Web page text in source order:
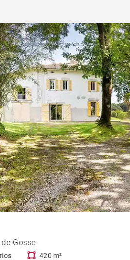
la ciudad Casa con
Parking /
Casa con
Piso con
la montaña Ascenseur
Vivienda
golf Vue Adour
Gosse
420 m²